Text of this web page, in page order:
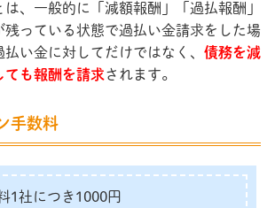
は、一般的に「減額報酬」「過払報酬」
残っている状態で過払い金請求をした場
い金に対してだけではなく、 債務を減
ても報酬を請求されます。
手数料
1社につき1000円